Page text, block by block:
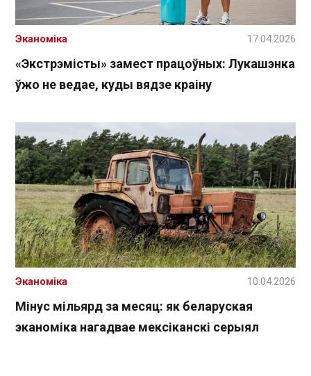
«Экстрэмісты» замест працоўных: Лукашэнка
ўжо не ведае, куды вядзе краіну
Эканоміка 17.04.2026
Мінус мільярд за месяц: як беларуская
эканоміка нагадвае мексіканскі серыял
Эканоміка 10.04.2026